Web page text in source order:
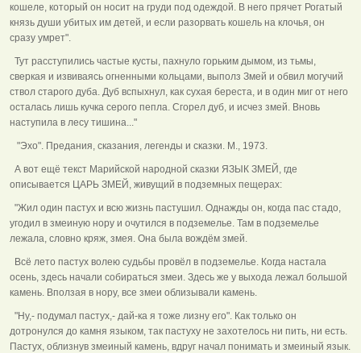
кошеле, который он носит на груди под одеждой. В него прячет Рогатый
князь души убитых им детей, и если разорвать кошель на клочья, он
сразу умрет".
Тут расступились частые кусты, пахнуло горьким дымом, из тьмы,
сверкая и извиваясь огненными кольцами, выполз Змей и обвил могучий
ствол старого дуба. Дуб вспыхнул, как сухая береста, и в один миг от него
осталась лишь кучка серого пепла. Сгорел дуб, и исчез змей. Вновь
наступила в лесу тишина..."
"Эхо". Предания, сказания, легенды и сказки. М., 1973.
А вот ещё текст Марийской народной сказки ЯЗЫК ЗМЕЙ, где
описывается ЦАРЬ ЗМЕЙ, живущий в подземных пещерах:
"Жил один пастух и всю жизнь пастушил. Однажды он, когда пас стадо,
угодил в змеиную нору и очутился в подземелье. Там в подземелье
лежала, словно кряж, змея. Она была вождём змей.
Всё лето пастух волею судьбы провёл в подземелье. Когда настала
осень, здесь начали собираться змеи. Здесь же у выхода лежал большой
камень. Вползая в нору, все змеи облизывали камень.
"Ну,- подумал пастух,- дай-ка я тоже лизну его". Как только он
дотронулся до камня языком, так пастуху не захотелось ни пить, ни есть.
Пастух, облизнув змеиный камень, вдруг начал понимать и змеиный язык.